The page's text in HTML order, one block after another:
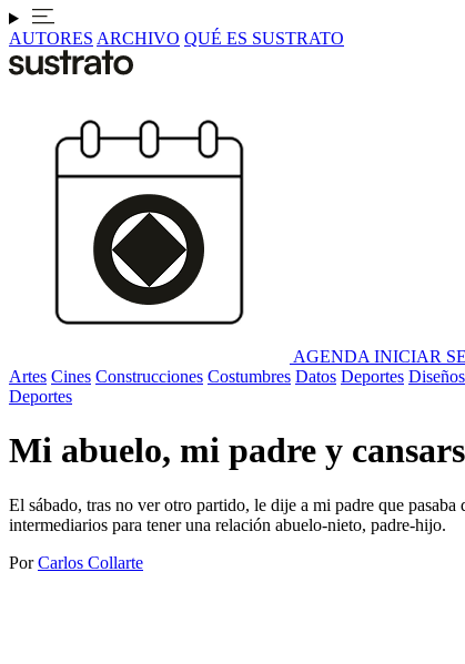
AUTORES ARCHIVO QUÉ ES SUSTRATO
AGENDA INICIAR
Artes Cines Construcciones Costumbres Datos Deportes Diseños
Deportes
Mi abuelo, mi padre y
El sábado, tras no ver otro partido, le dije a mi padre que
intermediarios para tener una relación abuelo-nieto, padre-hijo.
Por Carlos Collarte